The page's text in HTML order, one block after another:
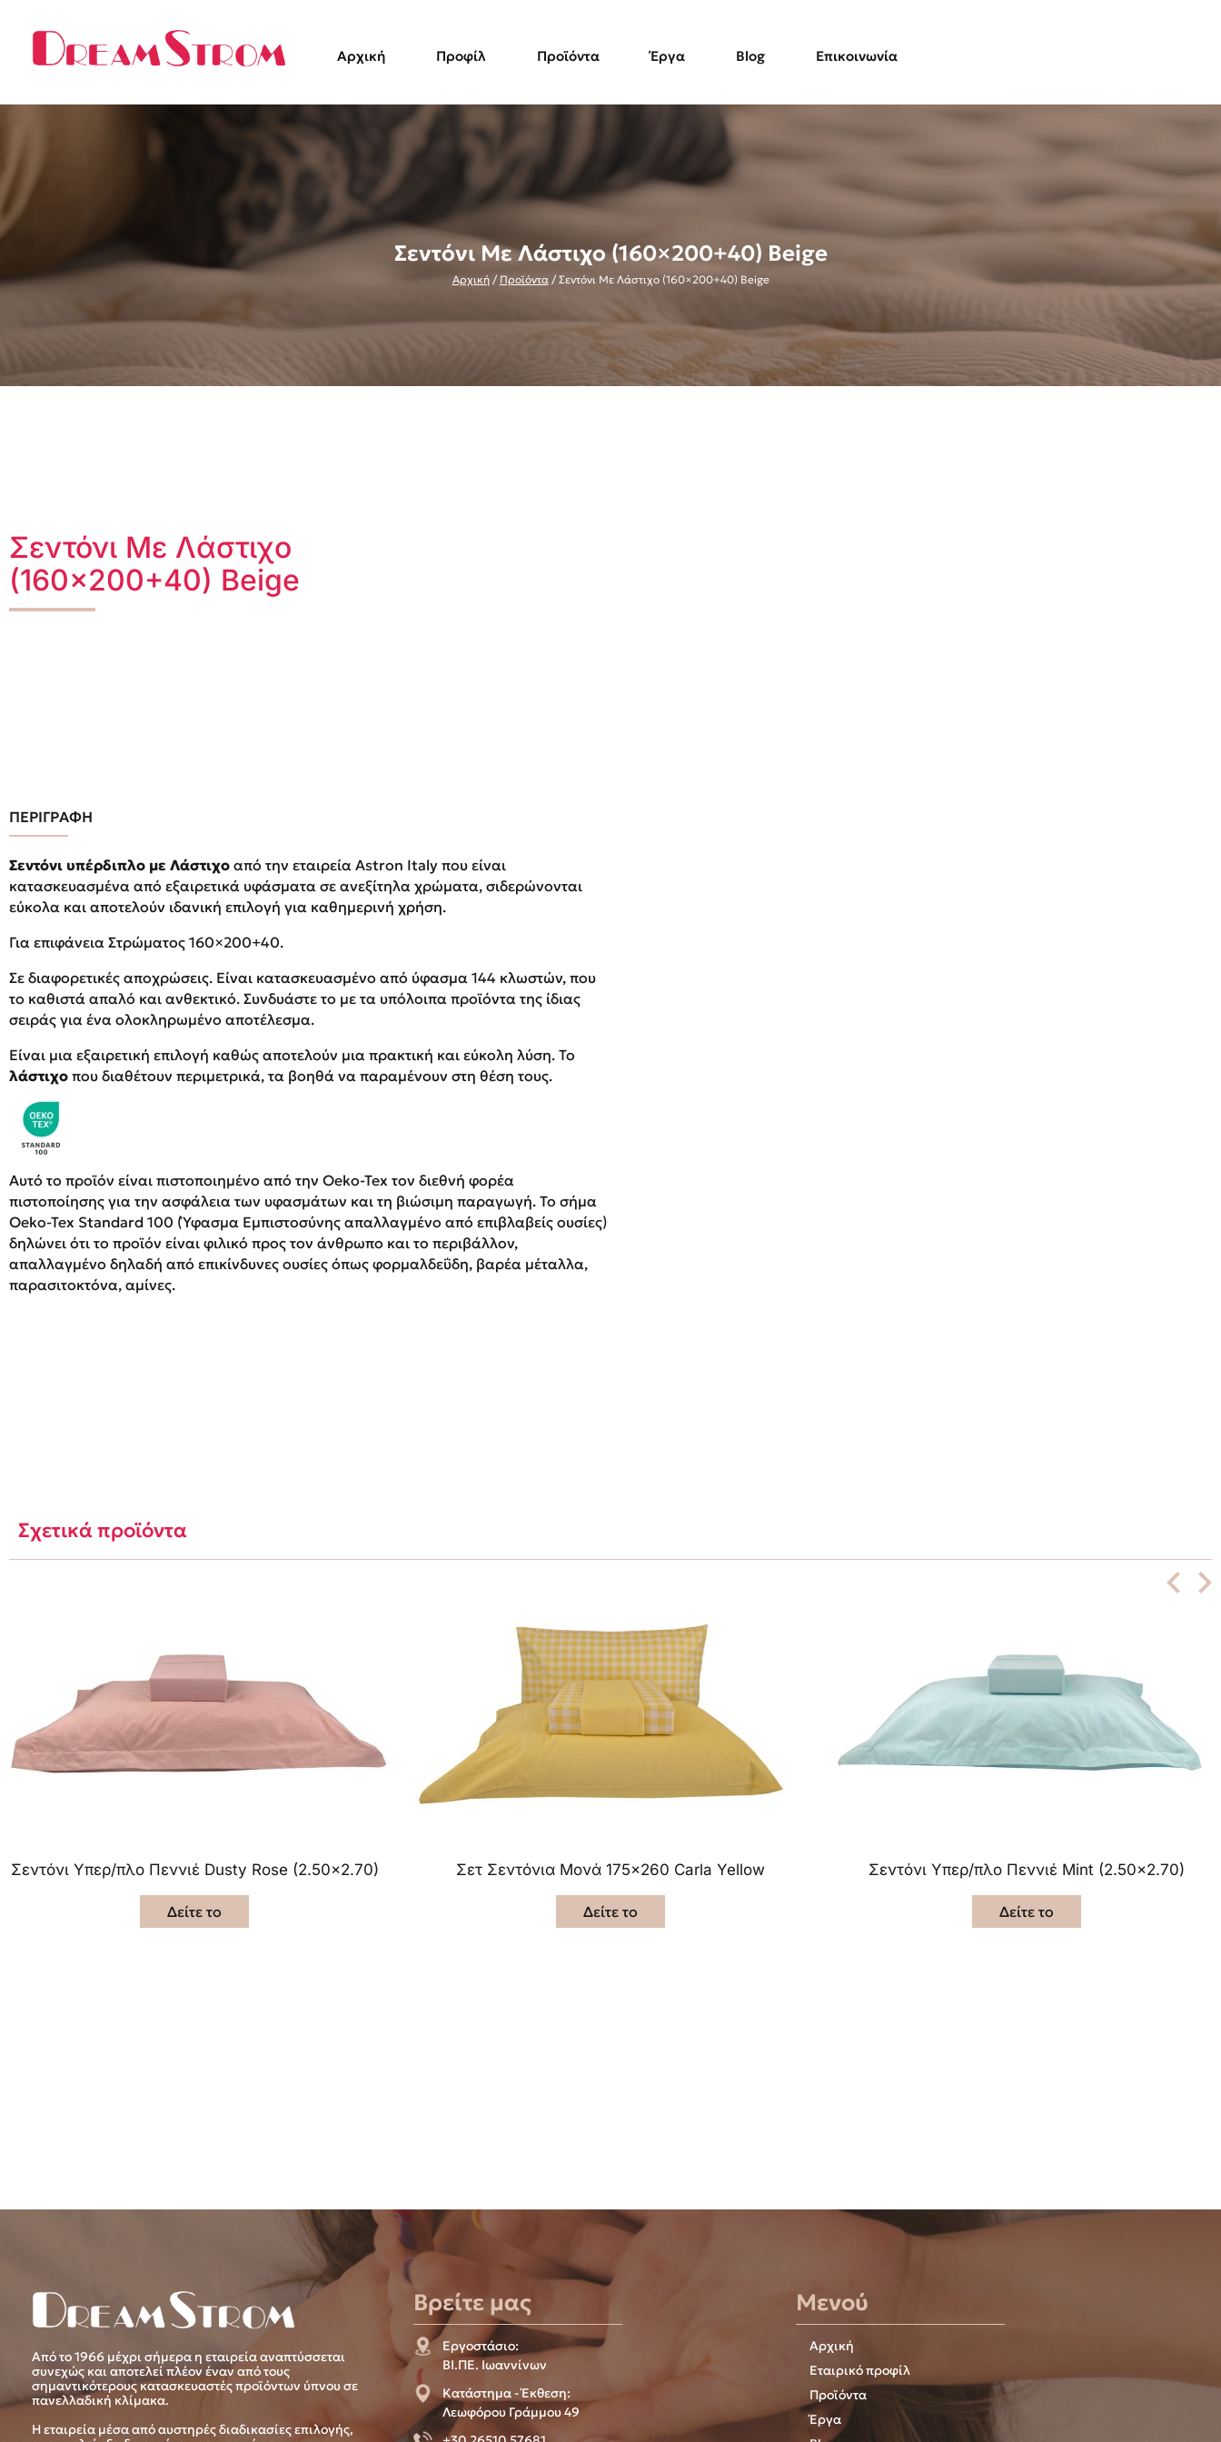
Αρχική Προφίλ Προϊόντα Έργα Blog Επικοινωνία
Σεντόνι Με Λάστιχο (160×200+40) Beige
Αρχική/ Προϊόντα/ Σεντόνι Με Λάστιχο (160×200+40) Beige
Σεντόνι Με Λάστιχο
(160×200+40) Beige
ΠΕΡΙΓΡΑΦΗ
Σεντόνι υπέρδιπλο με Λάστιχο από την εταιρεία Αstron Italy που είναι
κατασκευασμένα από εξαιρετικά υφάσματα σε ανεξίτηλα χρώματα, σιδερώνονται
εύκολα και αποτελούν ιδανική επιλογή για καθημερινή χρήση.
Για επιφάνεια Στρώματος 160×200+40.
Σε διαφορετικές αποχρώσεις. Είναι κατασκευασμένο από ύφασμα 144 κλωστών, που
το καθιστά απαλό και ανθεκτικό. Συνδυάστε το με τα υπόλοιπα προϊόντα της ίδιας
σειράς για ένα ολοκληρωμένο αποτέλεσμα.
Είναι μια εξαιρετική επιλογή καθώς αποτελούν μια πρακτική και εύκολη λύση. Το
λάστιχο που διαθέτουν περιμετρικά, τα βοηθά να παραμένουν στη θέση τους.
Αυτό το προϊόν είναι πιστοποιημένο από την Oeko-Tex τον διεθνή φορέα
πιστοποίησης για την ασφάλεια των υφασμάτων και τη βιώσιμη παραγωγή. Το σήμα
Oeko-Tex Standard 100 (Ύφασμα Εμπιστοσύνης απαλλαγμένο από επιβλαβείς ουσίες)
δηλώνει ότι το προϊόν είναι φιλικό προς τον άνθρωπο και το περιβάλλον,
απαλλαγμένο δηλαδή από επικίνδυνες ουσίες όπως φορμαλδεΰδη, βαρέα μέταλλα,
παρασιτοκτόνα, αμίνες.
Σχετικά προϊόντα
Σεντόνι Υπερ/πλο Πεννιέ Dusty Rose (2.50×2.70)
Δείτε το
Σετ Σεντόνια Μονά 175×260 Carla Yellow
Δείτε το
Σεντόνι Υπερ/πλο Πεννιέ Mint (2.50×2.70)
Δείτε το
Από το 1966 μέχρι σήμερα η εταιρεία αναπτύσσεται
συνεχώς και αποτελεί πλέον έναν από τους
σημαντικότερους κατασκευαστές προϊόντων ύπνου σε
πανελλαδική κλίμακα.
Η εταιρεία μέσα από αυστηρές διαδικασίες επιλογής,
Βρείτε μας
Εργοστάσιο:
ΒΙ.ΠΕ. Ιωαννίνων
Κατάστημα - Έκθεση:
Λεωφόρου Γράμμου 49
Μενού
Αρχική
Εταιρικό προφίλ
Προϊόντα
Έργα